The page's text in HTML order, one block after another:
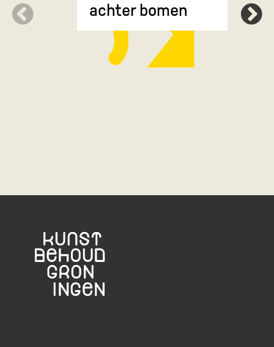
achter bomen